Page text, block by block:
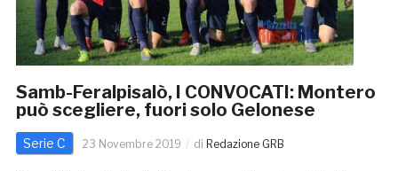
Samb-Feralpisalò, I CONVOCATI: Montero
può scegliere, fuori solo Gelonese
Serie C 23 Novembre 2019 di Redazione GRB